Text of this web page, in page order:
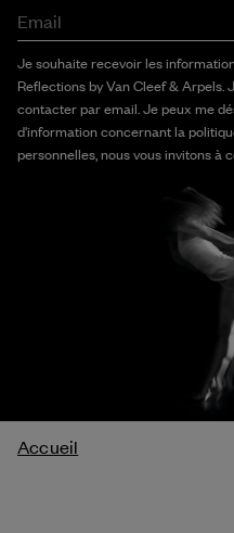
Email
Je souhaite recevoir les
Reflections by Van Cleef & Arpels.
contacter par email. Je peux me
d'information concernant la
personnelles, nous vous invitons à
Fil
Accueil